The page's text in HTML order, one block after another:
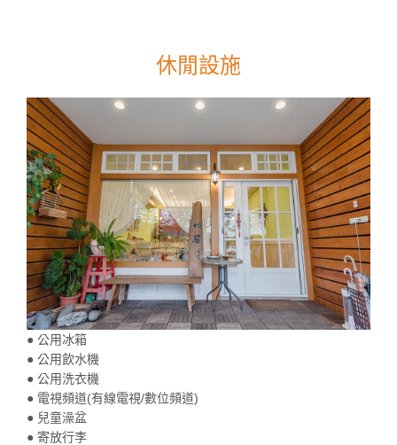
休閒設施
● 公用冰箱
● 公用飲水機
● 公用洗衣機
● 電視頻道(有線電視/數位頻道)
● 兒童澡盆
● 寄放行李